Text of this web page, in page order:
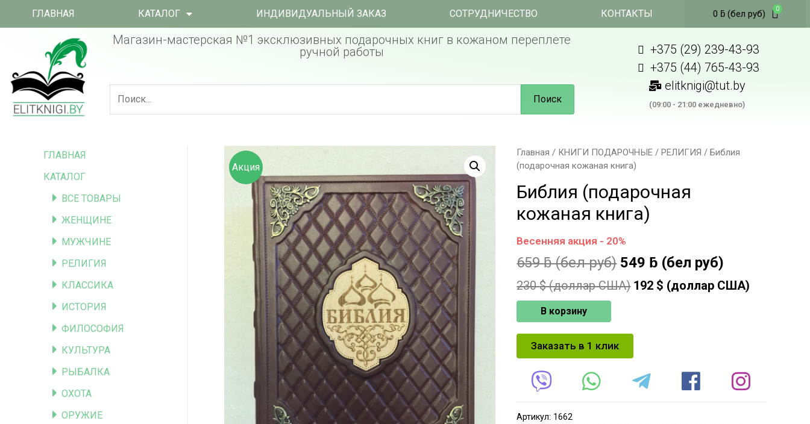
ГЛАВНАЯ КАТАЛОГ ИНДИВИДУАЛЬНЫЙ ЗАКАЗ СОТРУДНИЧЕСТВО КОНТАКТЫ 0 ƃ(бел руб)
Магазин-мастерская №1 эксклюзивных подарочных книг в кожаном переплете
ручной работы
Поиск
+375 (29) 239-43-93
+375 (44) 765-43-93
elitknigi@tut.by
(09:00 - 21:00 ежедневно)
ГЛАВНАЯ
КАТАЛОГ
ВСЕ ТОВАРЫ
ЖЕНЩИНЕ
МУЖЧИНЕ
РЕЛИГИЯ
КЛАССИКА
ИСТОРИЯ
ФИЛОСОФИЯ
КУЛЬТУРА
РЫБАЛКА
ОХОТА
ОРУЖИЕ
Акция
Главная / КНИГИ ПОДАРОЧНЫЕ /РЕЛИГИЯ / Библия
(подарочная кожаная книга)
Библия (подарочная
кожаная книга)
Весенняя акция - 20%
659ƃ(бел руб) 549 ƃ (бел руб)
230$ (доллар США) 192 $ (доллар США)
В корзину
Заказать в 1 клик
Артикул: 1662